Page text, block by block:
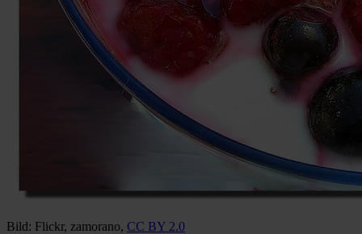
Bild: Flickr, zamorano, CC BY 2.0